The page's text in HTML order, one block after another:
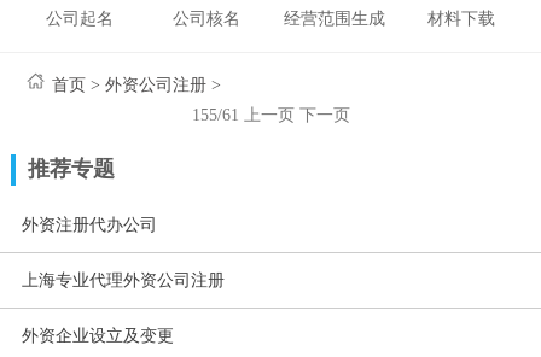
公司起名 公司核名 经营范围生成 材料下载
首页 >外资公司注册 >
155/61
上一页 下一页
推荐专题
外资注册代办公司
上海专业代理外资公司注册
外资企业设立及变更